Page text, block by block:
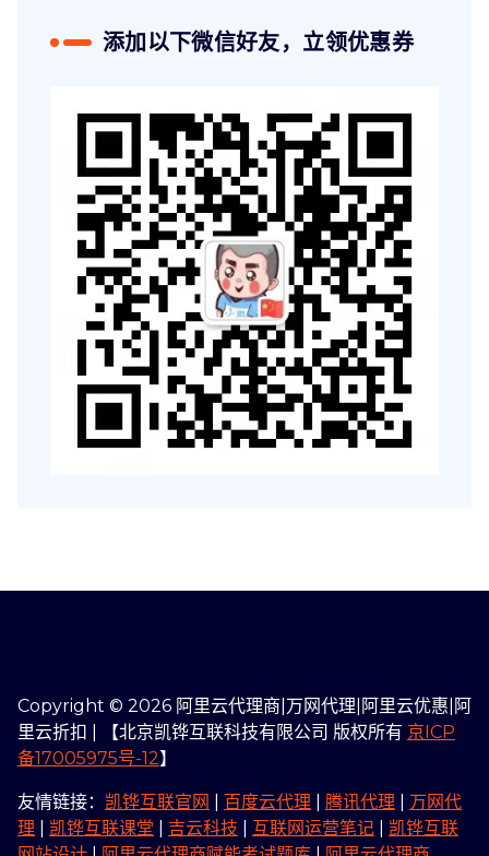
添加以下微信好友，立领优惠券
Copyright © 2026 阿里云代理商|万网代理|阿里云优惠|阿
里云折扣 | 【北京凯铧互联科技有限公司 版权所有 京ICP
备17005975号-12】
友情链接： 凯铧互联官网 百度云代理 腾讯代理
万网代
理
凯铧互联课堂 吉云科技 互联网运营笔记
凯铧互联